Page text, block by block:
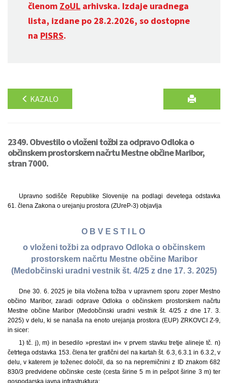
členom ZoUL arhivska. Izdaje uradnega
lista, izdane po 28.2.2026, so dostopne
na PISRS.
KAZALO
2349. Obvestilo o vloženi tožbi za odpravo Odloka o
občinskem prostorskem načrtu Mestne občine Maribor,
stran 7000.
Upravno sodišče Republike Slovenije na podlagi devetega odstavka
61. člena Zakona o urejanju prostora (ZUreP-3) objavlja
O B V E S T I L O
o vloženi tožbi za odpravo Odloka o občinskem
prostorskem načrtu Mestne občine Maribor
(Medobčinski uradni vestnik št. 4/25 z dne 17. 3. 2025)
Dne 30. 6. 2025 je bila vložena tožba v upravnem sporu zoper Mestno
občino Maribor, zaradi odprave Odloka o občinskem prostorskem načrtu
Mestne občine Maribor (Medobčinski uradni vestnik št. 4/25 z dne 17. 3.
2025) v delu, ki se nanaša na enoto urejanja prostora (EUP) ZRKOVCI Z-9,
in sicer:
1) tč. j), m) in besedilo »prestavi in« v prvem stavku tretje alineje tč. n)
četrtega odstavka 153. člena ter grafični del na kartah št. 6.3, 6.3.1 in 6.3.2, v
delu, v katerem je toženec določil, da so na nepremičnini z ID znakom 682
830/3 predvidene občinske ceste (cesta širine 5 m in pešpot širine 3 m) ter
gospodarska javna infrastruktura;